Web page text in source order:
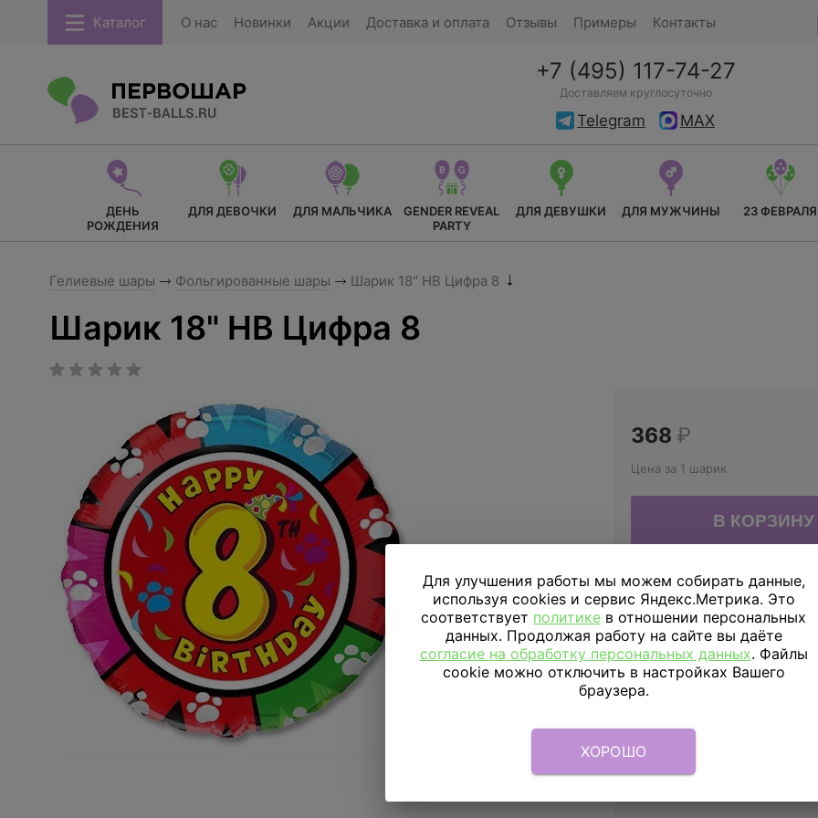
Каталог О нас Новинки Акции Доставка и оплата Отзывы Примеры Контакты
+7 (495) 117-74-27
Доставляем круглосуточно
Telegram MAX
ДЕНЬ
РОЖДЕНИЯ
ДЛЯ ДЕВОЧКИ ДЛЯ МАЛЬЧИКА
GENDER REVEAL
PARTY
ДЛЯ ДЕВУШКИ ДЛЯ МУЖЧИНЫ 23 ФЕВРАЛЯ
Гелиевые шары Фольгированные шары Шарик 18" HB Цифра 8
Шарик 18" HB Цифра 8
368 ₽
Цена за 1 шарик
ДОСТАВКАПО МОСКВЕ
Доставка в пределах МКАД
Доставка за МКАД
Скидка подписчикам
Параметры
Для улучшения работы мы можем собирать данные,
используя cookies и сервис Яндекс.Метрика. Это
соответствует политике в отношении персональных
данных. Продолжая работу на сайте вы даёте
согласие на обработку персональных данных. Файлы
cookie можно отключить в настройках Вашего
браузера.
ХОРОШО